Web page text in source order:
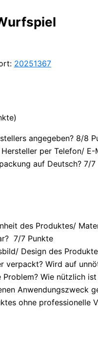
20251367
angegeben? 8/8
per Telefon/ E-
auf Deutsch? 7/7
des Produktes/
? 7/7 Punkte
Design des
verpackt? Wird auf
Wie nützlich
Anwendungszweck
ohne professionelle